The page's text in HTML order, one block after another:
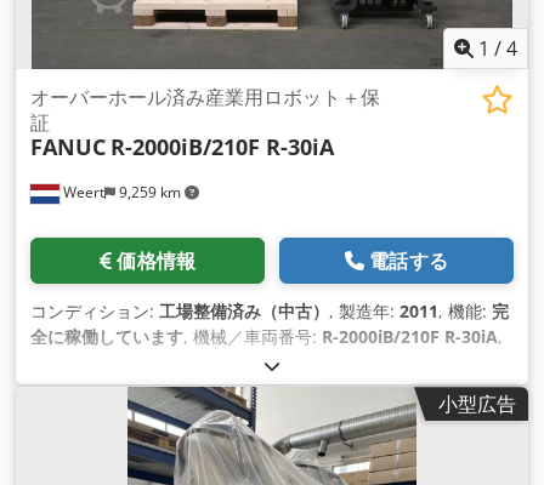
1 /4
Weert 9,259 km
オーバーホール済み産業用ロボット＋保
証
FANUC R-2000iB/210F R-30iA
価格情報 電話する
コンディション: 工場整備済み（中古） , 製造年: 2011, 機能: 完
全に稼働しています, 機械／車両番号: R-2000iB/210F R-30iA,
210 kg（キログラム）
ントローラーメーカー:Fanuc, コントローラモデル:R-30iA, テ
ィーチペンダントメーカー:Fanuc
ドキュメント / マニ
小型広告